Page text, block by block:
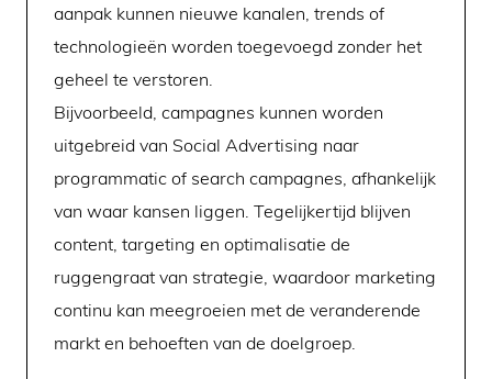
aanpak kunnen nieuwe kanalen, trends of
technologieën worden toegevoegd zonder het
geheel te verstoren.
Bijvoorbeeld, campagnes kunnen worden
uitgebreid van Social Advertising naar
programmatic of search campagnes, afhankelijk
van waar kansen liggen. Tegelijkertijd blijven
content, targeting en optimalisatie de
ruggengraat van strategie, waardoor marketing
continu kan meegroeien met de veranderende
markt en behoeften van de doelgroep.